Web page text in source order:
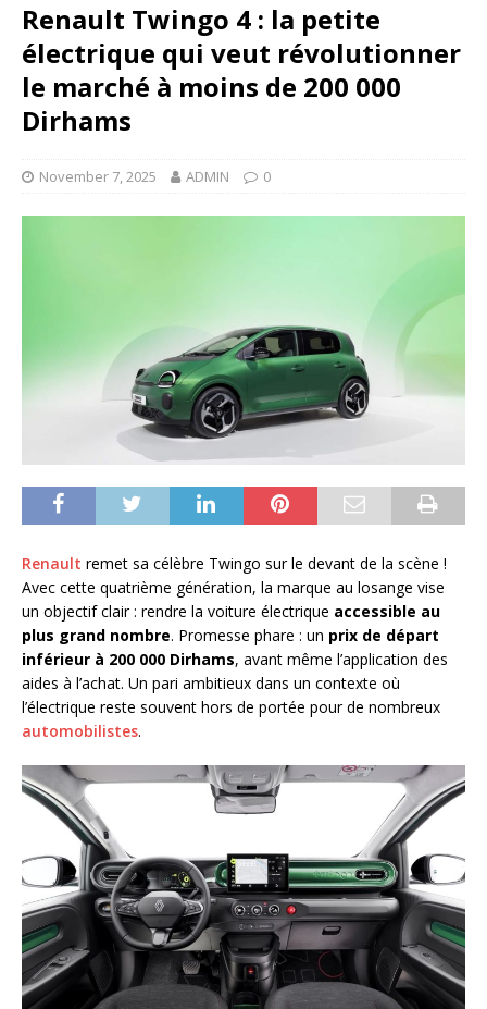
Renault Twingo 4 : la petite
électrique qui veut révolutionner
le marché à moins de 200 000
Dirhams
November 7, 2025 ADMIN 0
Renault remet sa célèbre Twingo sur le devant de la scène !
Avec cette quatrième génération, la marque au losange vise
un objectif clair : rendre la voiture électrique accessible au
plus grand nombre. Promesse phare : un prix de départ
inférieur à 200 000 Dirhams, avant même l’application des
aides à l’achat. Un pari ambitieux dans un contexte où
l’électrique reste souvent hors de portée pour de nombreux
automobilistes.